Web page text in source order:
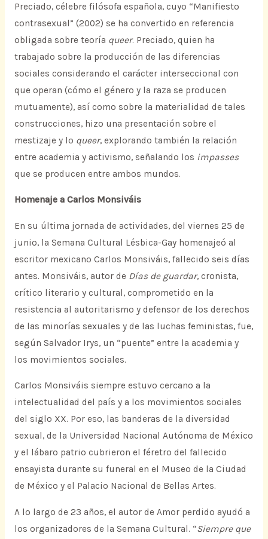
Preciado, célebre filósofa española, cuyo “Manifiesto
contrasexual” (2002) se ha convertido en referencia
obligada sobre teoría queer. Preciado, quien ha
trabajado sobre la producción de las diferencias
sociales considerando el carácter interseccional con
que operan (cómo el género y la raza se producen
mutuamente), así como sobre la materialidad de tales
construcciones, hizo una presentación sobre el
mestizaje y lo queer, explorando también la relación
entre academia y activismo, señalando los impasses
que se producen entre ambos mundos.
Homenaje a Carlos Monsiváis
En su última jornada de actividades, del viernes 25 de
junio, la Semana Cultural Lésbica-Gay homenajeó al
escritor mexicano Carlos Monsiváis, fallecido seis días
antes. Monsiváis, autor de Días de guardar, cronista,
crítico literario y cultural, comprometido en la
resistencia al autoritarismo y defensor de los derechos
de las minorías sexuales y de las luchas feministas, fue,
según Salvador Irys, un “puente” entre la academia y
los movimientos sociales.
Carlos Monsiváis siempre estuvo cercano a la
intelectualidad del país y a los movimientos sociales
del siglo XX. Por eso, las banderas de la diversidad
sexual, de la Universidad Nacional Autónoma de México
y el lábaro patrio cubrieron el féretro del fallecido
ensayista durante su funeral en el Museo de la Ciudad
de México y el Palacio Nacional de Bellas Artes.
A lo largo de 23 años, el autor de Amor perdido ayudó a
los organizadores de la Semana Cultural. “Siempre que